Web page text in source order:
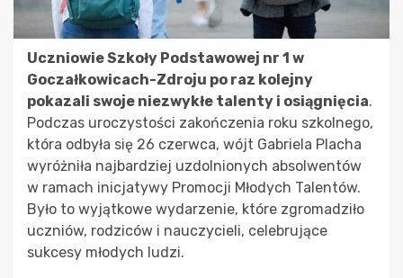
Uczniowie Szkoły Podstawowej nr 1 w
Goczałkowicach-Zdroju po raz kolejny
pokazali swoje niezwykłe talenty i osiągnięcia.
Podczas uroczystości zakończenia roku szkolnego,
która odbyła się 26 czerwca, wójt Gabriela Placha
wyróżniła najbardziej uzdolnionych absolwentów
w ramach inicjatywy Promocji Młodych Talentów.
Było to wyjątkowe wydarzenie, które zgromadziło
uczniów, rodziców i nauczycieli, celebrujące
sukcesy młodych ludzi.